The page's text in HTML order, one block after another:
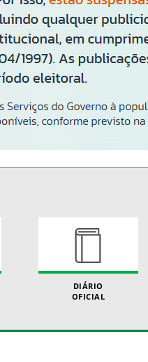
DIÁRIO
OFICIAL